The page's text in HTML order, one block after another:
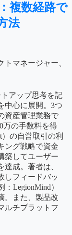
複数経路で
法
マネージャー、
アップ思考を記
中心に展開。3つ
資産管理業務で
万の手数料を得
の自営取引の利
ング戦略で資金
築してユーザー
成。著者は、
しフィードバッ
LegionMind）
。また、製品改
ルチプラットフ